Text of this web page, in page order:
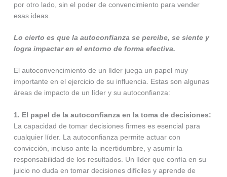
por otro lado, sin el poder de convencimiento para vender
esas ideas.
Lo cierto es que la autoconfianza se percibe, se siente y
logra impactar en el entorno de forma efectiva.
El autoconvencimiento de un líder juega un papel muy
importante en el ejercicio de su influencia. Estas son algunas
áreas de impacto de un líder y su autoconfianza:
1. El papel de la autoconfianza en la toma de decisiones:
La capacidad de tomar decisiones firmes es esencial para
cualquier líder. La autoconfianza permite actuar con
convicción, incluso ante la incertidumbre, y asumir la
responsabilidad de los resultados. Un líder que confía en su
juicio no duda en tomar decisiones difíciles y aprende de